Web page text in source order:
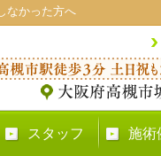
なかった方へ
スタッフ 施術